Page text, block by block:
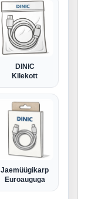
DINIC
Kilekott
Jaemüügikarp
Euroauguga